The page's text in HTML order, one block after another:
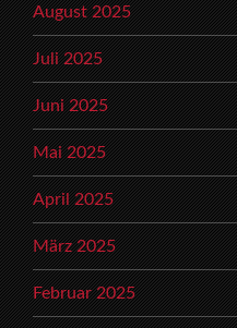
August 2025
Juli 2025
Juni 2025
Mai 2025
April 2025
März 2025
Februar 2025